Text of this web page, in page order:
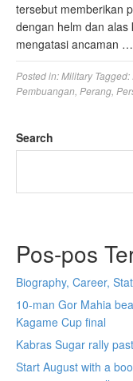
tersebut memberikan
dengan helm dan alas
mengatasi ancaman …
Posted in:Military Tagged:
Pembuangan Perang
Search
Pos-pos
Biography, Career,
10-man Gor Mahia
Kagame Cup final
Kabras Sugar rally
Start August with a